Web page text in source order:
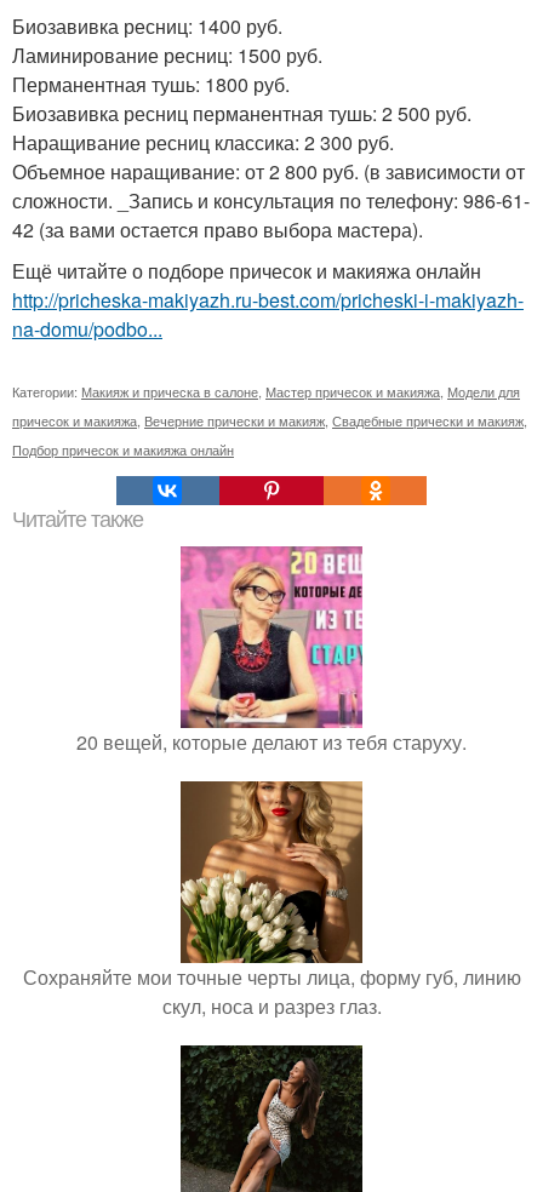
Биозавивка ресниц: 1400 руб.
Ламинирование ресниц: 1500 руб.
Перманентная тушь: 1800 руб.
Биозавивка ресниц перманентная тушь: 2 500 руб.
Наращивание ресниц классика: 2 300 руб.
Объемное наращивание: от 2 800 руб. (в зависимости от
сложности. _Запись и консультация по телефону: 986-61-
42 (за вами остается право выбора мастера).
Ещё читайте о подборе причесок и макияжа онлайн
http://pricheska-makiyazh.ru-best.com/pricheski-i-makiyazh-
na-domu/podbo...
Категории: Макияж и прическа в салоне Мастер причесок и макияжа Модели для
причесок и макияжа Вечерние прически и макияж Свадебные прически и макияж
Подбор причесок и макияжа онлайн
Читайте также
20 вещей, которые делают из тебя старуху.
Сохраняйте мои точные черты лица, форму губ, линию
скул, носа и разрез глаз.